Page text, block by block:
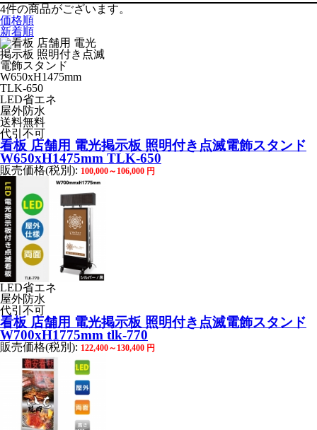
4件の商品がございます。
価格順
新着順
LED省エネ
屋外防水
送料無料
代引不可
看板 店舗用 電光掲示板 照明付き点滅電飾スタンド
W650xH1475mm TLK-650
販売価格(税別): 100,000～106,000 円
LED省エネ
屋外防水
代引不可
看板 店舗用 電光掲示板 照明付き点滅電飾スタンド
W700xH1775mm tlk-770
販売価格(税別): 122,400～130,400 円